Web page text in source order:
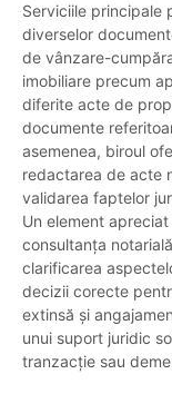
Serviciile principale
diverselor
de vânzare-
imobiliare precum
diferite acte de
documente
asemenea, biroul
redactarea de acte
validarea faptelor
Un element
consultanța
clarificarea
decizii corecte
extinsă și
unui suport juridic
tranzacție sau